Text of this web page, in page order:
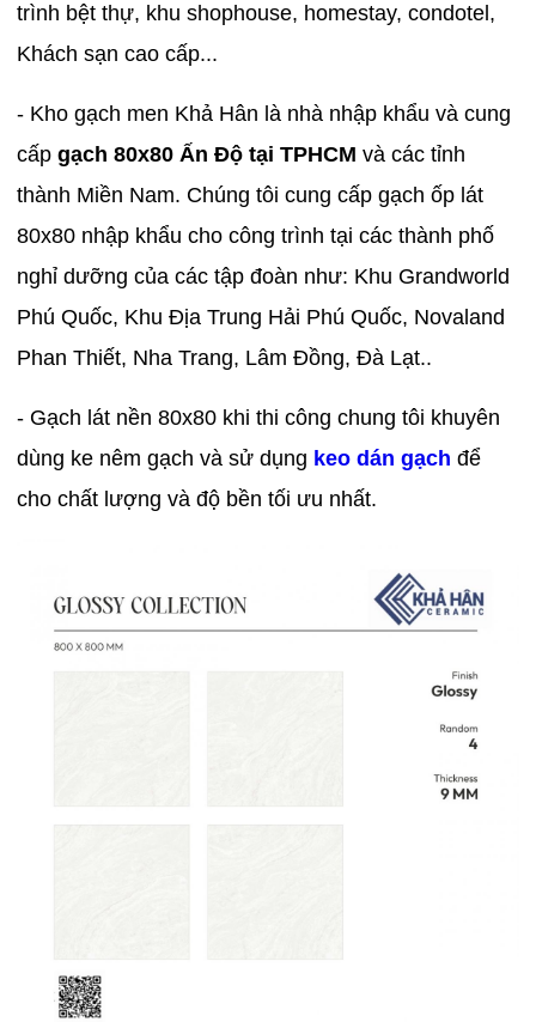
trình bệt thự, khu shophouse, homestay, condotel,
Khách sạn cao cấp...
- Kho gạch men Khả Hân là nhà nhập khẩu và cung
cấpgạch 80x80 Ấn Độ tại TPHCM và các tỉnh
thành Miền Nam. Chúng tôi cung cấp gạch ốp lát
80x80 nhập khẩu cho công trình tại các thành phố
nghỉ dưỡng của các tập đoàn như: Khu Grandworld
Phú Quốc, Khu Địa Trung Hải Phú Quốc, Novaland
Phan Thiết, Nha Trang, Lâm Đồng, Đà Lạt..
- Gạch lát nền 80x80 khi thi công chung tôi khuyên
dùng ke nêm gạch và sử dụng keo dán gạch để
cho chất lượng và độ bền tối ưu nhất.